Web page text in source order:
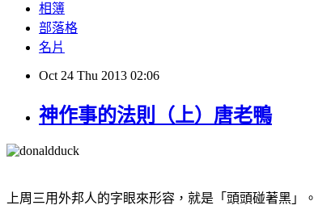
相簿
部落格
名片
Oct 24 Thu 2013 02:06
神作事的法則（上）唐老鴨
上周三用外邦人的字眼來形容，就是「頭頭碰著黑」。